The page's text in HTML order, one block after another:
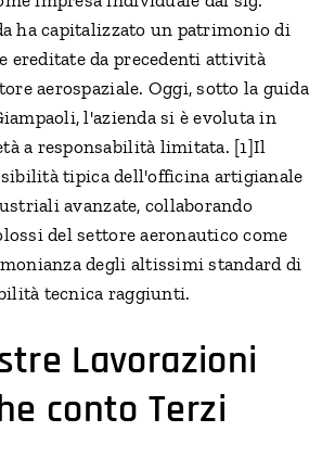
ha capitalizzato un patrimonio di
ereditate da precedenti attività
aerospaziale. Oggi, sotto la guida
l'azienda si è evoluta in
a responsabilità limitata. [1]Il
tipica dell'officina artigianale
avanzate, collaborando
del settore aeronautico come
degli altissimi standard di
tecnica raggiunti.
Lavorazioni
conto Terzi